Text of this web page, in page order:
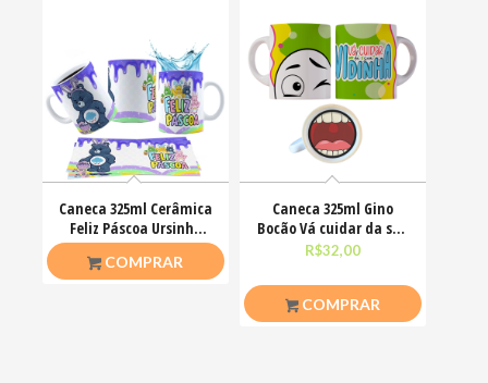
Caneca 325ml Cerâmica
Feliz Páscoa Ursinho
Carinhosos
COMPRAR
Caneca 325ml Gino
Bocão Vá cuidar da sua
vidinha Engraçadas
R$32,00
COMPRAR